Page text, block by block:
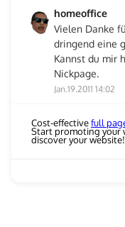
homeoffice
Vielen Danke
dringend eine
Kannst du mir
Nickpage.
Jan.19.2011 14:02
Cost-effectivefull
Start promoting your
discover your website!